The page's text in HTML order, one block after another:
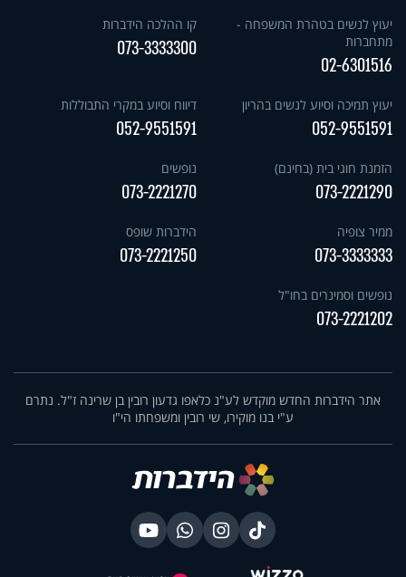
יעוץ לנשים בטהרת המשפחה -
מתחברות
02-6301516
קו ההלכה הידברות
073-3333300
יעוץ תמיכה וסיוע לנשים בהריון
052-9551591
דיווח וסיוע במקרי התבוללות
052-9551591
הזמנת חוגי בית (בחינם)
073-2221290
נופשים
073-2221270
ממיר צופיה
073-3333333
הידברות שופס
073-2221250
נופשים וסמינרים בחו"ל
073-2221202
אתר הידברות החדש מוקדש לע"נ כלאפו גדעון רובין בן שרינה ז"ל. נתרם
ע"י בנו מוקירו, שי רובין ומשפחתו הי"ו